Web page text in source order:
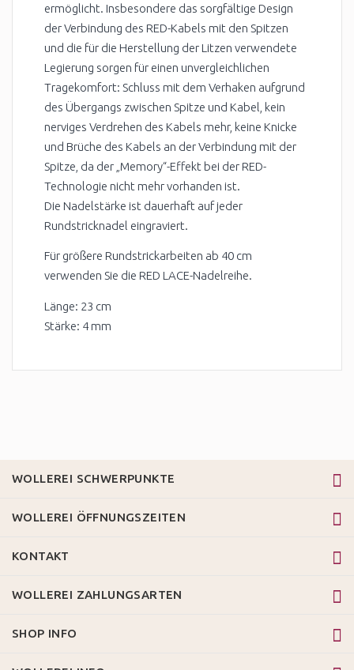
ermöglicht. Insbesondere das sorgfältige Design
der Verbindung des RED-Kabels mit den Spitzen
und die für die Herstellung der Litzen verwendete
Legierung sorgen für einen unvergleichlichen
Tragekomfort: Schluss mit dem Verhaken aufgrund
des Übergangs zwischen Spitze und Kabel, kein
nerviges Verdrehen des Kabels mehr, keine Knicke
und Brüche des Kabels an der Verbindung mit der
Spitze, da der „Memory“-Effekt bei der RED-
Technologie nicht mehr vorhanden ist.
Die Nadelstärke ist dauerhaft auf jeder
Rundstricknadel eingraviert.
Für größere Rundstrickarbeiten ab 40 cm
verwenden Sie die RED LACE-Nadelreihe.
Länge: 23 cm
Stärke: 4 mm
WOLLEREI SCHWERPUNKTE
WOLLEREI ÖFFNUNGSZEITEN
KONTAKT
WOLLEREI ZAHLUNGSARTEN
SHOP INFO